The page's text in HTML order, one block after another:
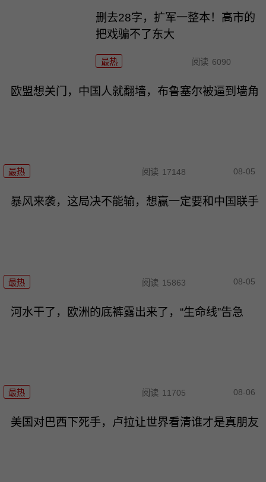
删去28字，扩军一整本！高市的
把戏骗不了东大
最热 阅读 6090
欧盟想关门，中国人就翻墙，布鲁塞尔被逼到墙角
最热 阅读 17148 08-05
暴风来袭，这局决不能输，想赢一定要和中国联手
最热 阅读 15863 08-05
河水干了，欧洲的底裤露出来了，“生命线”告急
最热 阅读 11705 08-06
美国对巴西下死手，卢拉让世界看清谁才是真朋友